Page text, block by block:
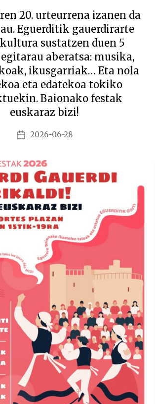
20. urteurrena izanen da
Eguerditik gauerdirarte
sustatzen duen 5
aberatsa: musika,
ikusgarriak… Eta nola
eta edatekoa tokiko
Baionako festak
euskaraz bizi!
Argitalpenaren
2026-06-28